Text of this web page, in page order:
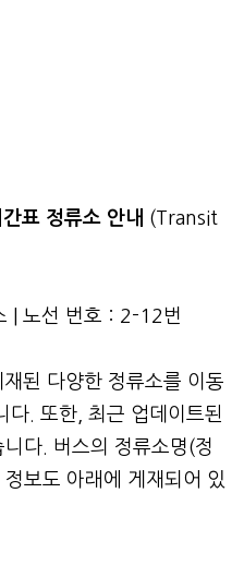
표 정류소 안내 (Transit
| 노선 번호 : 2-12번
된 다양한 정류소를 이동
다. 또한, 최근 업데이트된
다. 버스의 정류소명(정
보도 아래에 게재되어 있